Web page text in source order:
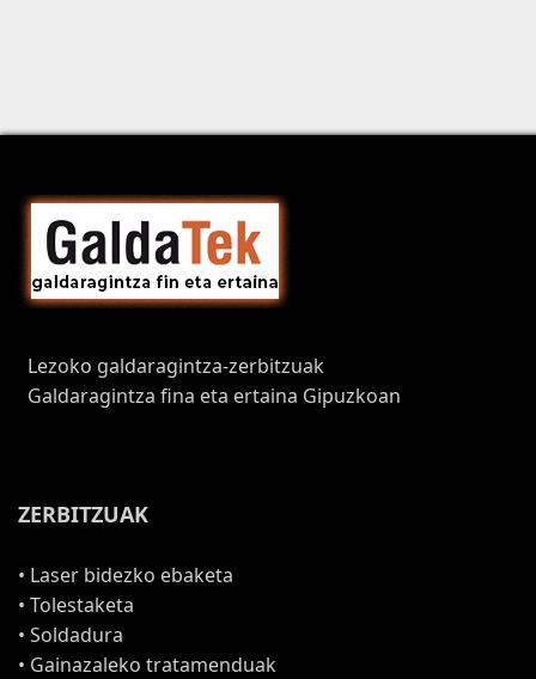
Lezoko galdaragintza-zerbitzuak
Galdaragintza fina eta ertaina Gipuzkoan
ZERBITZUAK
• Laser bidezko ebaketa
• Tolestaketa
• Soldadura
• Gainazaleko tratamenduak